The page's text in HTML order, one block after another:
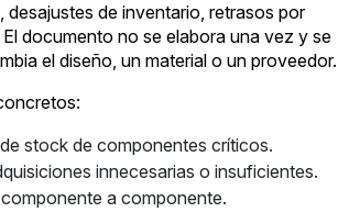
de inventario, retrasos por
documento no se elabora una vez y se
el diseño, un material o un proveedor.
stock de componentes críticos.
innecesarias o insuficientes.
a componente.